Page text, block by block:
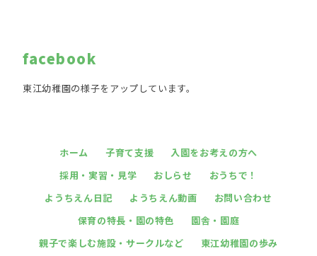
facebook
東江幼稚園の様子をアップしています。
ホーム 子育て支援
入園をお考えの方へ
採用・実習・見学
おしらせ
おうちで！
ようちえん日記
ようちえん動画
お問い合わせ
保育の特長・園の特色
園舎・園庭
親子で楽しむ施設・サークルなど
東江幼稚園の歩み